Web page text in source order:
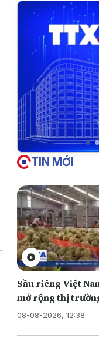
TIN MỚI
Sầu riêng Việt
mở rộng thị
08-08-2026, 12:38